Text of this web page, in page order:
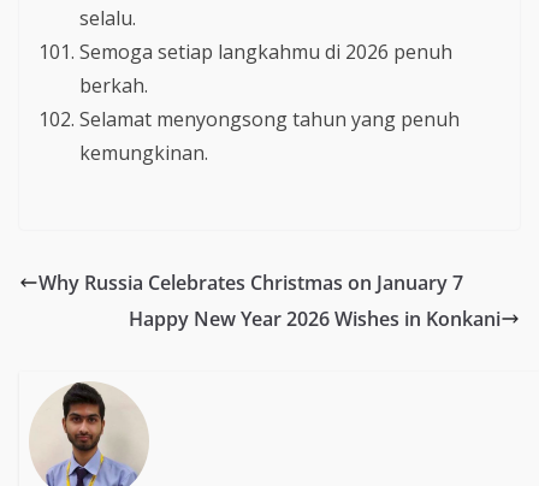
selalu.
Semoga setiap langkahmu di 2026 penuh
berkah.
Selamat menyongsong tahun yang penuh
kemungkinan.
Why Russia Celebrates Christmas on January 7
Happy New Year 2026 Wishes in Konkani